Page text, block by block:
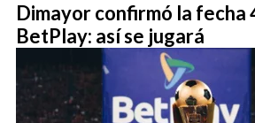
EMISIÓN 7:00 PM
EMISIÓN 11:30 PM
Dimayor confirmó la fecha
BetPlay: así se jugará